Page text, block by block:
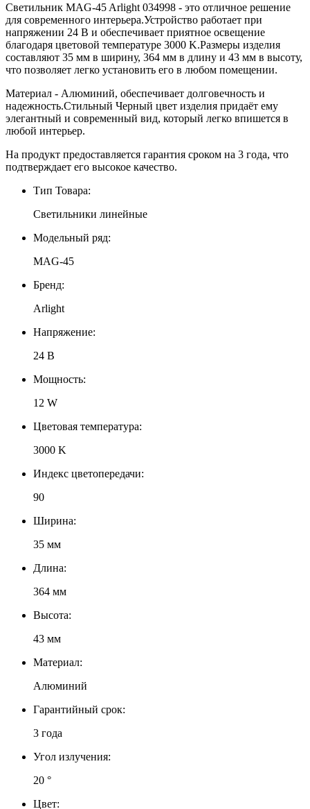
Светильник MAG-45 Arlight 034998 - это отличное решение
для современного интерьера.Устройство работает при
напряжении 24 В и обеспечивает приятное освещение
благодаря цветовой температуре 3000 K.Размеры изделия
составляют 35 мм в ширину, 364 мм в длину и 43 мм в высоту,
что позволяет легко установить его в любом помещении.
Материал - Алюминий, обеспечивает долговечность и
надежность.Стильный Черный цвет изделия придаёт ему
элегантный и современный вид, который легко впишется в
любой интерьер.
На продукт предоставляется гарантия сроком на 3 года, что
подтверждает его высокое качество.
Тип Товара:
Светильники линейные
Модельный ряд:
MAG-45
Бренд:
Arlight
Напряжение:
24 В
Мощность:
12 W
Цветовая температура:
3000 K
Индекс цветопередачи:
90
Ширина:
35 мм
Длина:
364 мм
Высота:
43 мм
Материал:
Алюминий
Гарантийный срок:
3 года
Угол излучения:
20 °
Цвет: